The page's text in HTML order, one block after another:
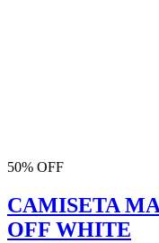
50% OFF
CAMISETA
OFF WHITE